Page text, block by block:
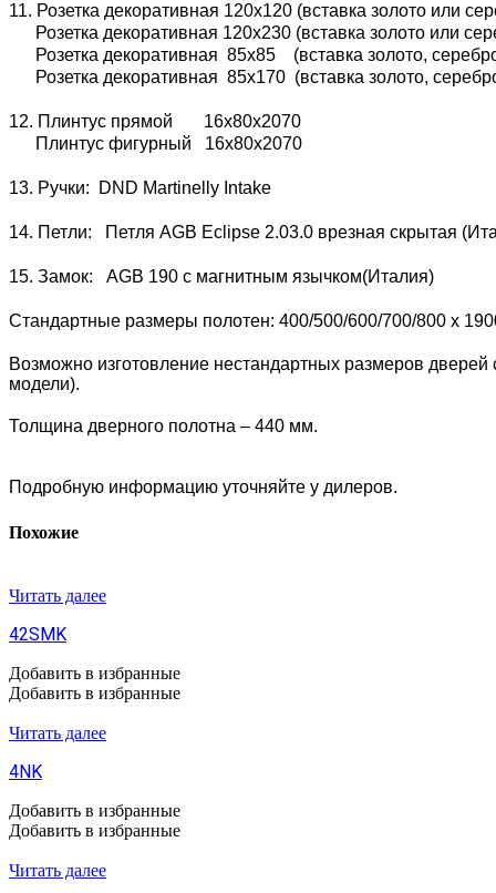
11. Розетка декоративная 120х120 (вставка золото или
Розетка декоративная 120х230 (вставка золото или
Розетка декоративная 85х85 (вставка золото,
Розетка декоративная 85х170 (вставка золото,
12. Плинтус прямой 16х80х2070
Плинтус фигурный 16х80х2070
13. Ручки: DND Martinelly Intake
14. Петли: Петля AGB Eclipse 2.03.0 врезная скрытая
15. Замок: AGB 190 с магнитным язычком(Италия)
Стандартные размеры полотен: 400/500/600/700/800 x
Возможно изготовление нестандартных размеров
модели).
Толщина дверного полотна – 440 мм.
Подробную информацию уточняйте у дилеров.
Похожие
Читать далее
42SMK
Добавить в избранные
Добавить в избранные
Читать далее
4NK
Добавить в избранные
Добавить в избранные
Читать далее